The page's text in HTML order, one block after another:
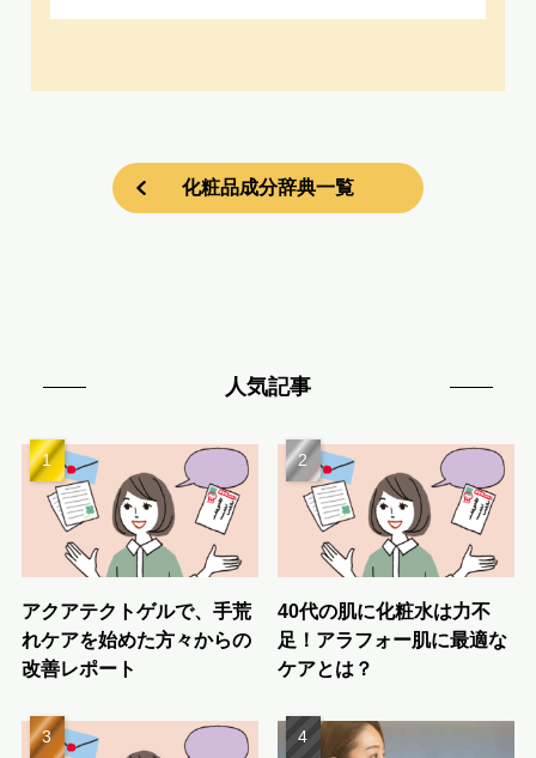
化粧品成分辞典一覧
人気記事
アクアテクトゲルで、手荒
れケアを始めた方々からの
改善レポート
40代の肌に化粧水は力不
足！アラフォー肌に最適な
ケアとは？